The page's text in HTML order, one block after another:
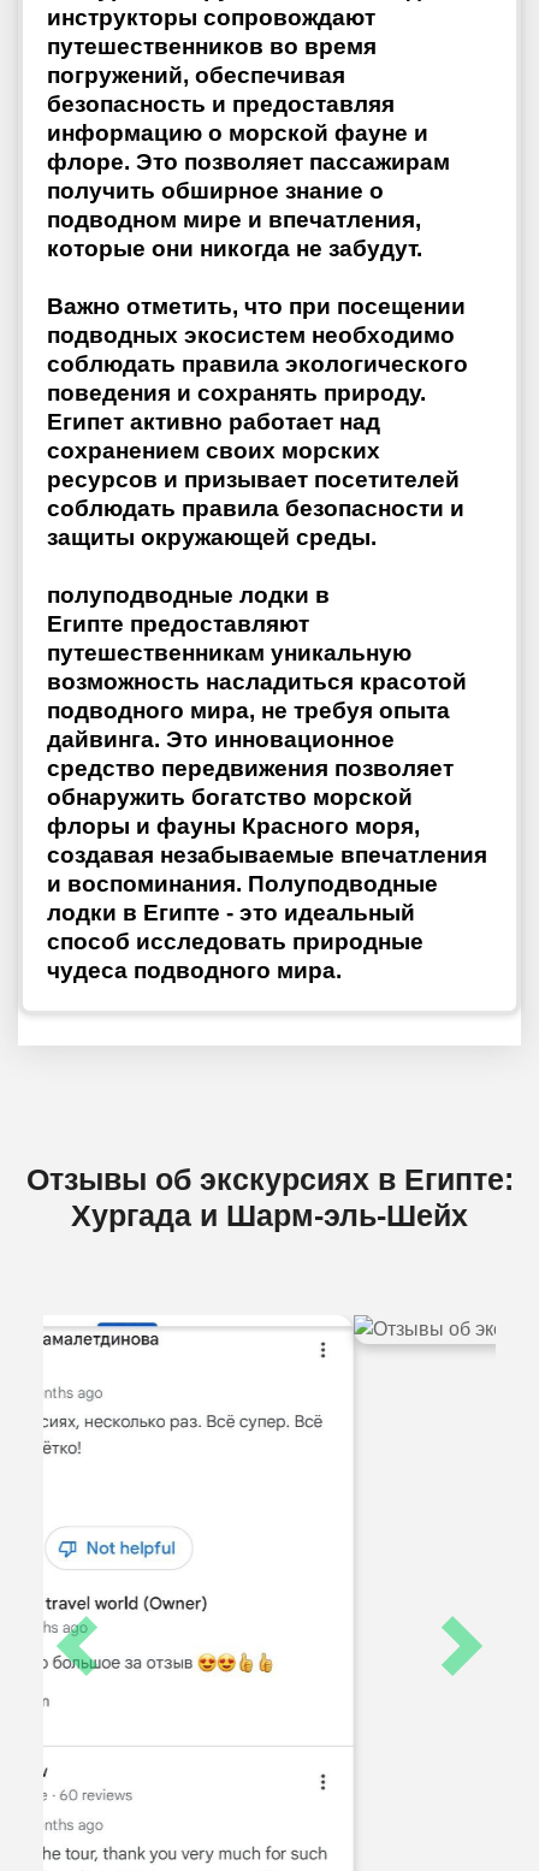
инструкторы сопровождают
путешественников во время
погружений, обеспечивая
безопасность и предоставляя
информацию о морской фауне и
флоре. Это позволяет пассажирам
получить обширное знание о
подводном мире и впечатления,
которые они никогда не забудут.
Важно отметить, что при посещении
подводных экосистем необходимо
соблюдать правила экологического
поведения и сохранять природу.
Египет активно работает над
сохранением своих морских
ресурсов и призывает посетителей
соблюдать правила безопасности и
защиты окружающей среды.
полуподводные лодки в
Египте предоставляют
путешественникам уникальную
возможность насладиться красотой
подводного мира, не требуя опыта
дайвинга. Это инновационное
средство передвижения позволяет
обнаружить богатство морской
флоры и фауны Красного моря,
создавая незабываемые впечатления
и воспоминания. Полуподводные
лодки в Египте - это идеальный
способ исследовать природные
чудеса подводного мира.
Отзывы об экскурсиях в Египте:
Хургада и Шарм-эль-Шейх
Previous Next
ЧАСТО ЗАДАВАЕМЫЕ ВОПРОСЫ
Откуда забираем на экскурсии и какой
Как забронировать экскурсию?
Что нельзя делать во время экскурсий в
Египте?